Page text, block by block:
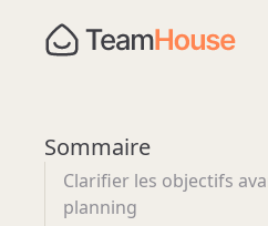
Sommaire
Clarifier les objectifs
planning